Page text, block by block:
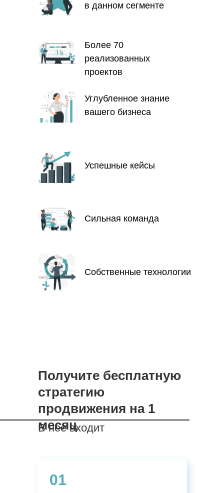
в данном сегменте
Углубленное знание
вашего бизнеса
Более 70
реализованных
проектов
Сильная команда
Успешные кейсы
Собственные технологии
Получите бесплатную
стратегию
продвижения на 1
месяц
В нее входит
01